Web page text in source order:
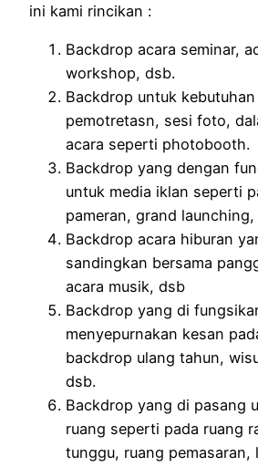
ini kami rincikan :
Backdrop acara seminar,
workshop, dsb.
Backdrop untuk
pemotretasn, sesi foto,
acara seperti photobooth.
Backdrop yang dengan
untuk media iklan seperti
pameran, grand
Backdrop acara hiburan
sandingkan bersama
acara musik, dsb
Backdrop yang di
menyepurnakan kesan
backdrop ulang tahun,
dsb.
Backdrop yang di pasang
ruang seperti pada ruang
tunggu, ruang